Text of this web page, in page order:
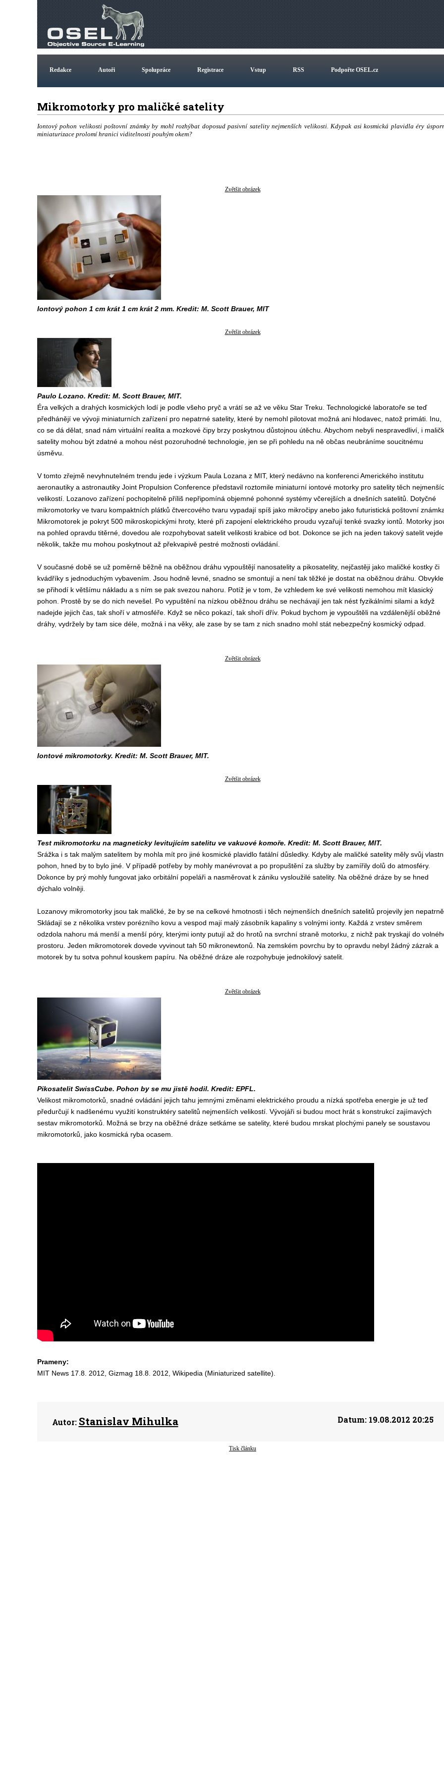
Redakce Autoři Spolupráce Registrace Vstup RSS Podpořte OSEL.cz
Mikromotorky pro maličké satelity
Iontový pohon velikosti poštovní známky by mohl rozhýbat doposud pasivní satelity nejmenších velikosti. Kdypak asi kosmická plavidla éry
miniaturizace prolomí hranici viditelnosti pouhým okem?
Zvětšit obrázek
Iontový pohon 1 cm krát 1 cm krát 2 mm. Kredit: M. Scott Brauer, MIT
Zvětšit obrázek
Paulo Lozano. Kredit: M. Scott Brauer, MIT.
Éra velkých a drahých kosmických lodí je podle všeho pryč a vrátí se až ve věku Star Treku. Technologické laboratoře se teď
předhánějí ve vývoji miniaturních zařízení pro nepatrné satelity, které by nemohl pilotovat možná ani hlodavec, natož primáti. Inu,
co se dá dělat, snad nám virtuální realita a mozkové čipy brzy poskytnou důstojnou útěchu. Abychom nebyli nespravedliví, i
satelity mohou být zdatné a mohou nést pozoruhodné technologie, jen se při pohledu na ně občas neubráníme soucitnému
úsměvu.
V tomto zřejmě nevyhnutelném trendu jede i výzkum Paula Lozana z MIT, který nedávno na konferenci Amerického institutu
aeronautiky a astronautiky Joint Propulsion Conference představil roztomile miniaturní iontové motorky pro satelity těch
velikostí. Lozanovo zařízení pochopitelně příliš nepřipomíná objemné pohonné systémy včerejších a dnešních satelitů. Dotyčné
mikromotorky ve tvaru kompaktních plátků čtvercového tvaru vypadají spíš jako mikročipy anebo jako futuristická poštovní
Mikromotorek je pokryt 500 mikroskopickými hroty, které při zapojení elektrického proudu vyzařují tenké svazky iontů. Motorky
na pohled opravdu titěrné, dovedou ale rozpohybovat satelit velikosti krabice od bot. Dokonce se jich na jeden takový satelit vejde
několik, takže mu mohou poskytnout až překvapivě pestré možnosti ovládání.
V současné době se už poměrně běžně na oběžnou dráhu vypouštějí nanosatelity a pikosatelity, nejčastěji jako maličké kostky či
kvádříky s jednoduchým vybavením. Jsou hodně levné, snadno se smontují a není tak těžké je dostat na oběžnou dráhu. Obvykle
se přihodí k většímu nákladu a s ním se pak svezou nahoru. Potíž je v tom, že vzhledem ke své velikosti nemohou mít klasický
pohon. Prostě by se do nich nevešel. Po vypuštění na nízkou oběžnou dráhu se nechávají jen tak nést fyzikálními silami a když
nadejde jejich čas, tak shoří v atmosféře. Když se něco pokazí, tak shoří dřív. Pokud bychom je vypouštěli na vzdálenější oběžné
dráhy, vydržely by tam sice déle, možná i na věky, ale zase by se tam z nich snadno mohl stát nebezpečný kosmický odpad.
Zvětšit obrázek
Iontové mikromotorky. Kredit: M. Scott Brauer, MIT.
Zvětšit obrázek
Test mikromotorku na magneticky levitujícím satelitu ve vakuové komoře. Kredit: M. Scott Brauer, MIT.
Srážka i s tak malým satelitem by mohla mít pro jiné kosmické plavidlo fatální důsledky. Kdyby ale maličké satelity měly svůj
pohon, hned by to bylo jiné. V případě potřeby by mohly manévrovat a po propuštění za služby by zamířily dolů do atmosféry.
Dokonce by prý mohly fungovat jako orbitální popeláři a nasměrovat k zániku vysloužilé satelity. Na oběžné dráze by se hned
dýchalo volněji.
Lozanovy mikromotorky jsou tak maličké, že by se na celkové hmotnosti i těch nejmenších dnešních satelitů projevily jen nepatrně.
Skládají se z několika vrstev porézního kovu a vespod mají malý zásobník kapaliny s volnými ionty. Každá z vrstev směrem
odzdola nahoru má menší a menší póry, kterými ionty putují až do hrotů na svrchní straně motorku, z nichž pak tryskají do
prostoru. Jeden mikromotorek dovede vyvinout tah 50 mikronewtonů. Na zemském povrchu by to opravdu nebyl žádný zázrak a
motorek by tu sotva pohnul kouskem papíru. Na oběžné dráze ale rozpohybuje jednokilový satelit.
Zvětšit obrázek
Pikosatelit SwissCube. Pohon by se mu jistě hodil. Kredit: EPFL.
Velikost mikromotorků, snadné ovládání jejich tahu jemnými změnami elektrického proudu a nízká spotřeba energie je už teď
předurčují k nadšenému využití konstruktéry satelitů nejmenších velikostí. Vývojáři si budou moct hrát s konstrukcí zajímavých
sestav mikromotorků. Možná se brzy na oběžné dráze setkáme se satelity, které budou mrskat plochými panely se soustavou
mikromotorků, jako kosmická ryba ocasem.
Prameny:
MIT News 17.8. 2012, Gizmag 18.8. 2012, Wikipedia (Miniaturized satellite).
Autor: Stanislav Mihulka Datum:19.08.2012 20:25
Tisk článku